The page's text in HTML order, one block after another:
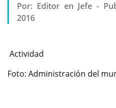
Por: Editor en Jefe -
2016
Actividad
Foto: Administración del